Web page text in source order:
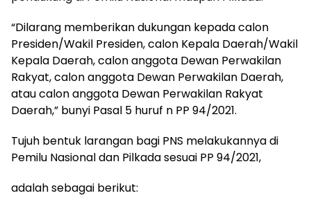
“Dilarang memberikan dukungan kepada calon
Presiden/Wakil Presiden, calon Kepala Daerah/Wakil
Kepala Daerah, calon anggota Dewan Perwakilan
Rakyat, calon anggota Dewan Perwakilan Daerah,
atau calon anggota Dewan Perwakilan Rakyat
Daerah,” bunyi Pasal 5 huruf n PP 94/2021.
Tujuh bentuk larangan bagi PNS melakukannya di
Pemilu Nasional dan Pilkada sesuai PP 94/2021,
adalah sebagai berikut: